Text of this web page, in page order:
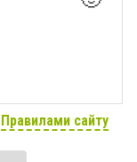
Правилами сайту